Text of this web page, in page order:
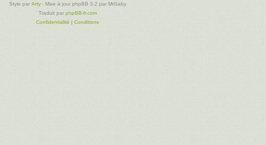
Style par Arty- Mise à jour phpBB 3.2 par MrGaby
Traduit par phpBB-fr.com
Confidentialité | Conditions